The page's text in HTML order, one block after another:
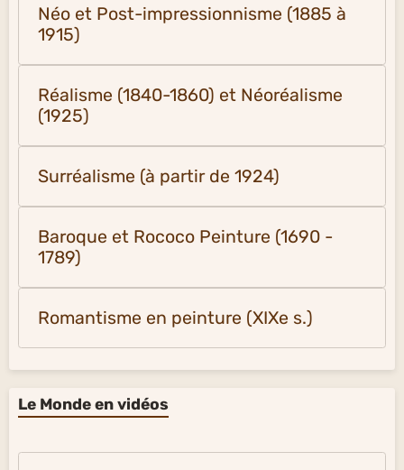
Néo et Post-impressionnisme (1885 à
1915)
Réalisme (1840-1860) et Néoréalisme
(1925)
Surréalisme (à partir de 1924)
Baroque et Rococo Peinture (1690 -
1789)
Romantisme en peinture (XIXe s.)
Le Monde en vidéos